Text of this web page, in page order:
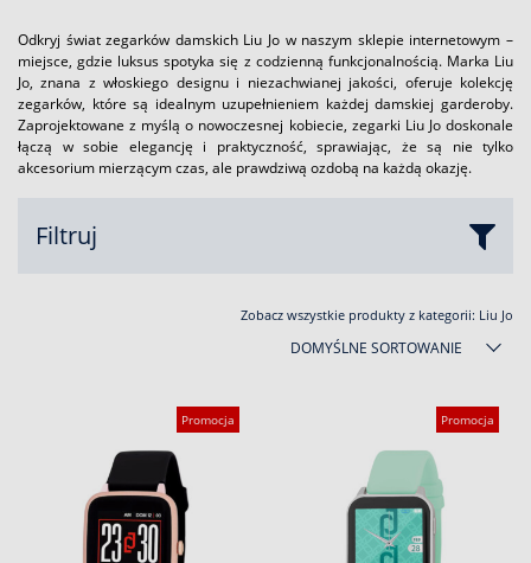
Odkryj świat zegarków damskich Liu Jo w naszym sklepie internetowym –
miejsce, gdzie luksus spotyka się z codzienną funkcjonalnością. Marka Liu
Jo, znana z włoskiego designu i niezachwianej jakości, oferuje kolekcję
zegarków, które są idealnym uzupełnieniem każdej damskiej garderoby.
Zaprojektowane z myślą o nowoczesnej kobiecie, zegarki Liu Jo doskonale
łączą w sobie elegancję i praktyczność, sprawiając, że są nie tylko
akcesorium mierzącym czas, ale prawdziwą ozdobą na każdą okazję.
Filtruj
Zobacz wszystkie produkty z kategorii: Liu Jo
DOMYŚLNE SORTOWANIE
Promocja Promocja